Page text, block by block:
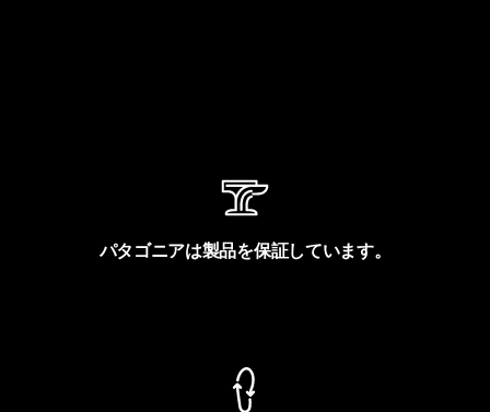
パタゴニアは製品を保証しています。